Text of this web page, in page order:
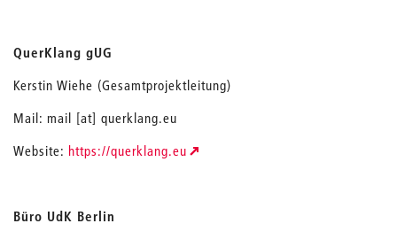
QuerKlang gUG
Kerstin Wiehe (Gesamtprojektleitung)
Mail: mail [at] querklang.eu
Website: https://querklang.eu
Büro UdK Berlin